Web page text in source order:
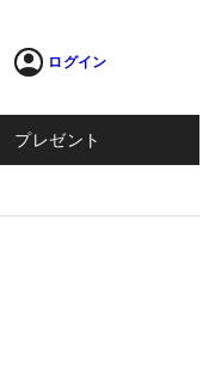
ログイン
プレゼント